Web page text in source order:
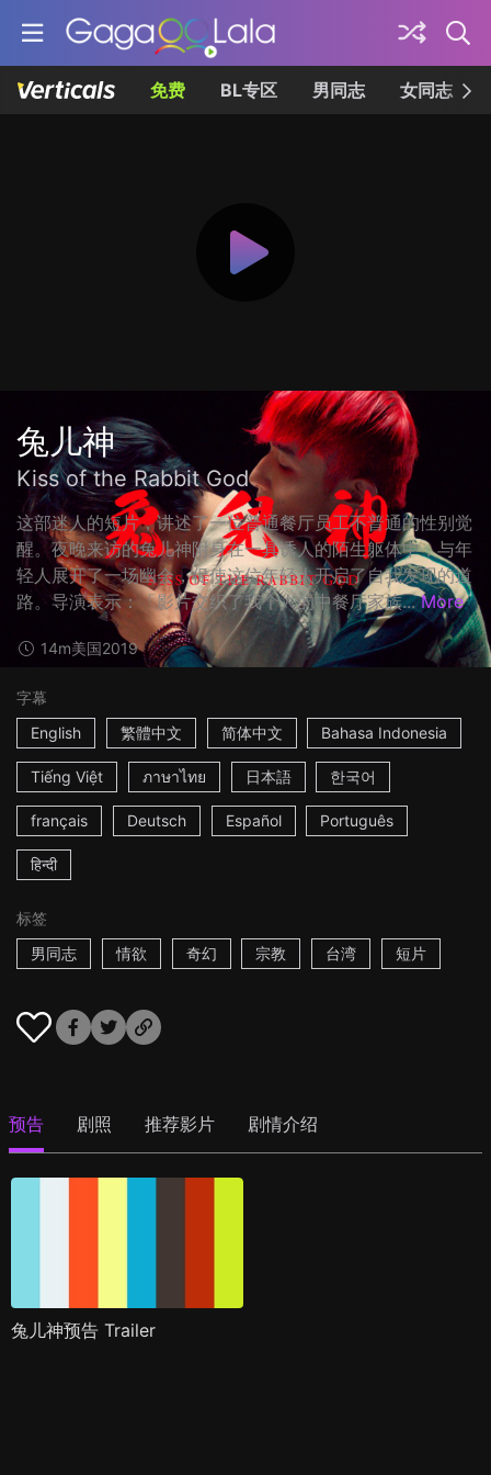
免费 BL专区 男同志 女同志
兔儿神
Kiss of the Rabbit God
这部迷人的短片，讲述了一位普通餐厅员工不普通的性别觉
醒。夜晚来访的兔儿神附身在一具诱人的陌生躯体中，与年
轻人展开了一场幽会，促使这位年轻人开启了自我发现的道
路。导演表示：「影片交织了我个人的中餐厅家族... More
14m美国2019
字幕
English
繁體中文 简体中文 Bahasa Indonesia
Tiếng Việt ภาษาไทย 日本語 한국어
français Deutsch Español Português
हिन्दी
标签
男同志
情欲 奇幻 宗教 台湾 短片
预告 剧照 推荐影片 剧情介绍
兔儿神预告 Trailer